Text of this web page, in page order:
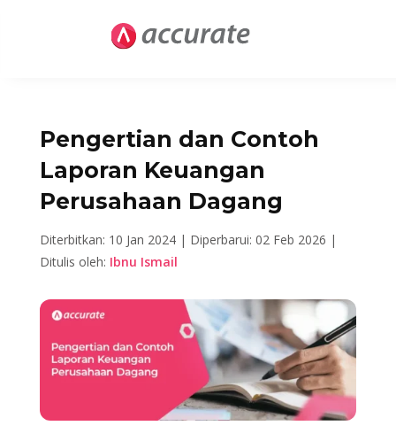
Pengertian dan Contoh
Laporan Keuangan
Perusahaan Dagang
Diterbitkan: 10 Jan 2024 | Diperbarui: 02 Feb 2026 |
Ditulis oleh: Ibnu Ismail